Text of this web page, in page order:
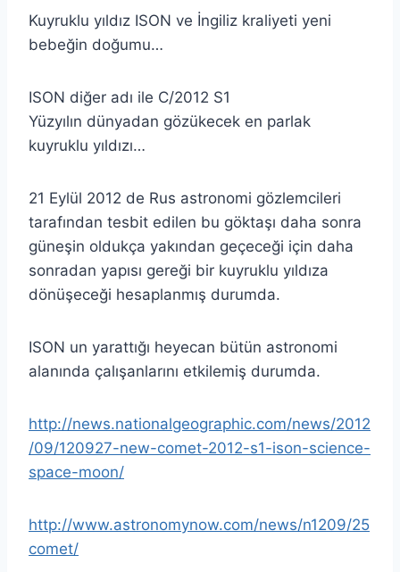
Kuyruklu yıldız ISON ve İngiliz kraliyeti yeni
bebeğin doğumu…
ISON diğer adı ile C/2012 S1
Yüzyılın dünyadan gözükecek en parlak
kuyruklu yıldızı…
21 Eylül 2012 de Rus astronomi gözlemcileri
tarafından tesbit edilen bu göktaşı daha sonra
güneşin oldukça yakından geçeceği için daha
sonradan yapısı gereği bir kuyruklu yıldıza
dönüşeceği hesaplanmış durumda.
ISON un yarattığı heyecan bütün astronomi
alanında çalışanlarını etkilemiş durumda.
http://news.nationalgeographic.com/news/2012
/09/120927-new-comet-2012-s1-ison-science-
space-moon/
http://www.astronomynow.com/news/n1209/25
comet/